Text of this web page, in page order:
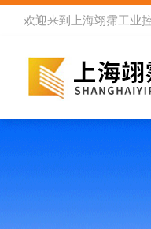
欢迎来到 上海翊霈工业